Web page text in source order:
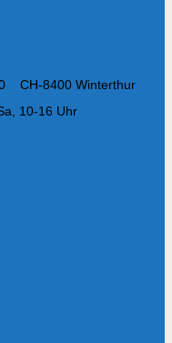
CH-8400 Winterthur
10-16 Uhr